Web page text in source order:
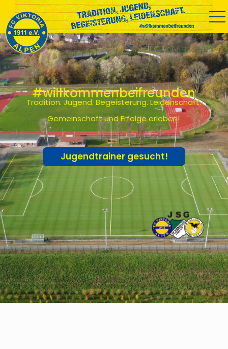
Tradition. Jugend. Begeisterung. Leidenschaft.
Gemeinschaft und Erfolge erleben!
#willkommenbeifreunden
Jugendtrainer gesucht!